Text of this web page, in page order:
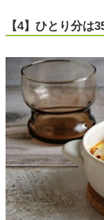
【4】ひとり分は